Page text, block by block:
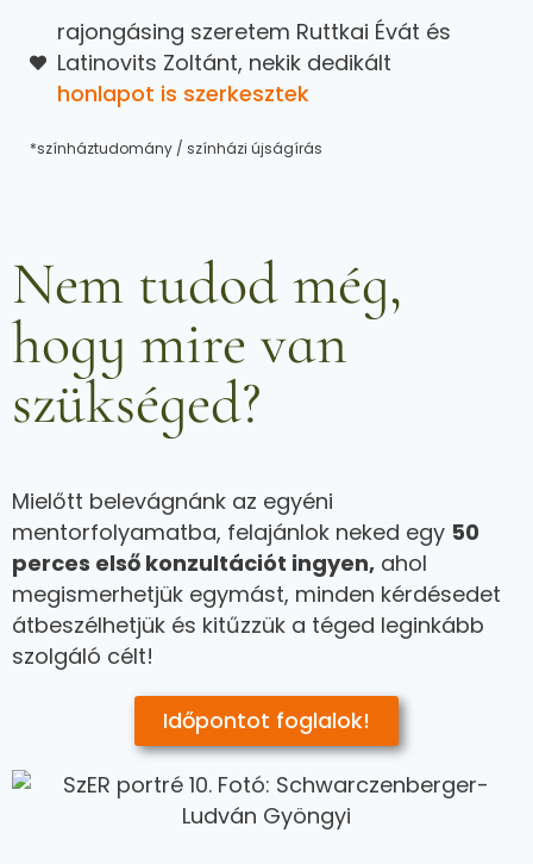
rajongásing szeretem Ruttkai Évát és
Latinovits Zoltánt, nekik dedikált
honlapot is szerkesztek
*színháztudomány / színházi újságírás
Nem tudod még,
hogy mire van
szükséged?
Mielőtt belevágnánk az egyéni
mentorfolyamatba, felajánlok neked egy 50
perces első konzultációt ingyen, ahol
megismerhetjük egymást, minden kérdésedet
átbeszélhetjük és kitűzzük a téged leginkább
szolgáló célt!
Időpontot foglalok!